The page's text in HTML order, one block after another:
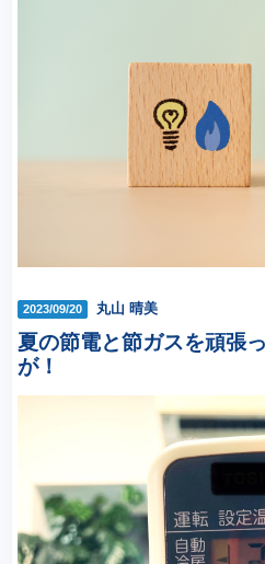
2023/09/20 丸山 晴美
夏の節電と節ガスを頑張
が！